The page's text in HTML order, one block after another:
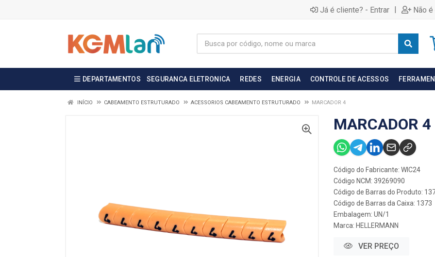
Já é cliente? - Entrar | Não
DEPARTAMENTOS SEGURANCA ELETRONICA REDES ENERGIA CONTROLE DE ACESSOS
INÍCIO CABEAMENTO ESTRUTURADO ACESSORIOS CABEAMENTO ESTRUTURADO MARCADOR 4
MARCADOR 4
Código do Fabricante: WIC24
Código NCM: 39269090
Código de Barras do Produto:
Código de Barras da Caixa: 1373
Embalagem: UN/1
Marca: HELLERMANN
VER PREÇO